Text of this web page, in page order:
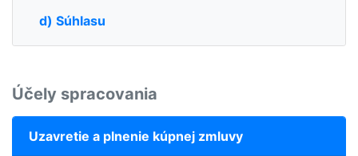
d) Súhlasu
Účely spracovania
Uzavretie a plnenie kúpnej zmluvy